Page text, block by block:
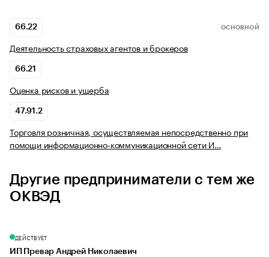
66.22 ОСНОВНОЙ
Деятельность страховых агентов и брокеров
66.21
Оценка рисков и ущерба
47.91.2
Торговля розничная, осуществляемая непосредственно при
помощи информационно-коммуникационной сети И…
Другие предприниматели с тем же
ОКВЭД
ДЕЙСТВУЕТ
ИП Превар Андрей Николаевич